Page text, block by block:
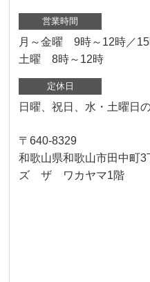
営業時間
月～金曜 9時～12時／
土曜 8時～12時
定休日
日曜、祝日、水・土曜日
〒640-8329
和歌山県和歌山市田中町
ズ ザ ワカヤマ1階